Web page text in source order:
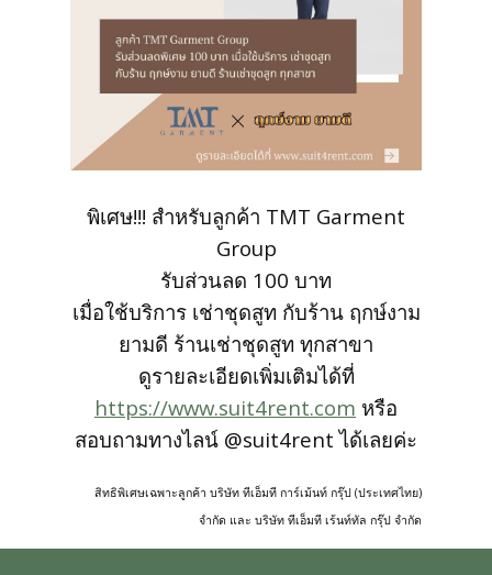
วิธีการสั่งซื้อสินค้า
สั่งซื้อชุดสูทสำเร็จรูป
สั่งตัดชุดสูทออนไลน์
บริการให้เช่าชุดสูท
บริการแก้ไขชุดสูท
บริการซักแห้งและดูแลชุดสูท
ลูกค้าที่ใช้บริการกับเรา
รีวิวจากลูกค้า
พิเศษ!!! สำหรับลูกค้า TMT Garment
Group
รับส่วนลด 100 บาท
เมื่อใช้บริการ เช่าชุดสูท กับร้าน ฤกษ์งาม
ยามดี ร้านเช่าชุดสูท ทุกสาขา
ดูรายละเอียดเพิ่มเติมได้ที่
https://www.suit4rent.com หรือ
สอบถามทางไลน์ @suit4rent ได้เลยค่ะ
สิทธิพิเศษเฉพาะลูกค้า บริษัท ทีเอ็มที การ์เม้นท์ กรุ๊ป (ประเทศไทย)
จำกัด และ บริษัท ทีเอ็มที เร้นท์ทัล กรุ๊ป จำกัด